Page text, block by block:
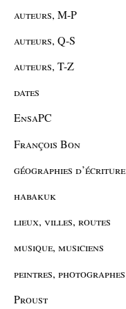
auteurs, M-P
auteurs, Q-S
auteurs, T-Z
dates
EnsaPC
François Bon
géographies d’écriture
habakuk
lieux, villes, routes
musique, musiciens
peintres,
Proust